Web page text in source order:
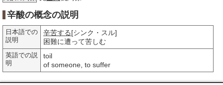
辛酸の概念の説明
日本語での
説明
辛苦する[シンク・スル]
困難に遭って苦しむ
英語での説
明
toil
of someone, to suffer